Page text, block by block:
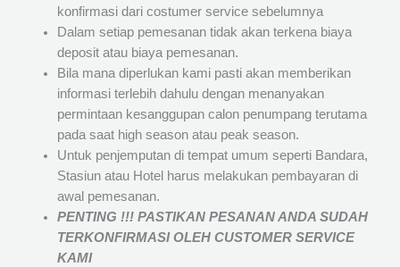
konfirmasi dari costumer service sebelumnya
Dalam setiap pemesanan tidak akan terkena biaya
deposit atau biaya pemesanan.
Bila mana diperlukan kami pasti akan memberikan
informasi terlebih dahulu dengan menanyakan
permintaan kesanggupan calon penumpang terutama
pada saat high season atau peak season.
Untuk penjemputan di tempat umum seperti Bandara,
Stasiun atau Hotel harus melakukan pembayaran di
awal pemesanan.
PENTING !!! PASTIKAN PESANAN ANDA SUDAH
TERKONFIRMASI OLEH CUSTOMER SERVICE
KAMI